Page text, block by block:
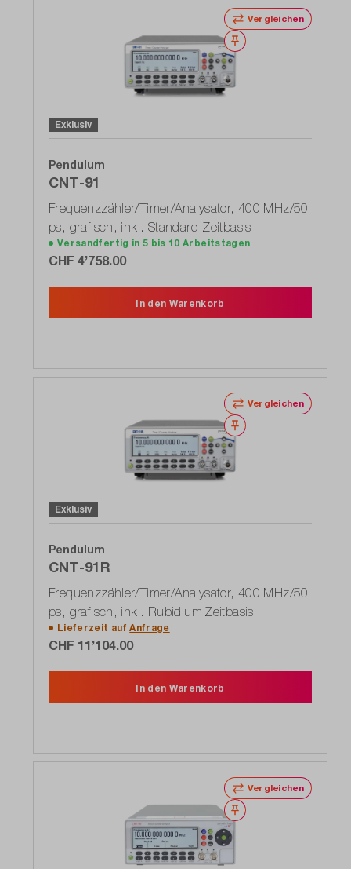
Vergleichen
Merken
Exklusiv
Pendulum
CNT-91
Frequenzzähler/Timer/Analysator, 400 MHz/50
ps, grafisch, inkl. Standard-Zeitbasis
Versandfertig in 5 bis 10 Arbeitstagen
CHF 4’758.00
In den Warenkorb
Vergleichen
Merken
Exklusiv
Pendulum
CNT-91R
Frequenzzähler/Timer/Analysator, 400 MHz/50
ps, grafisch, inkl. Rubidium Zeitbasis
Lieferzeit aufAnfrage
CHF 11’104.00
In den Warenkorb
Vergleichen
Merken